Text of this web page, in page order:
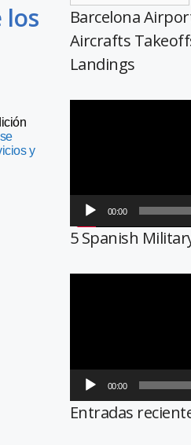
los
y
Barcelona
Aircrafts
Landings
00:00
5 Spanish
00:00
Entradas